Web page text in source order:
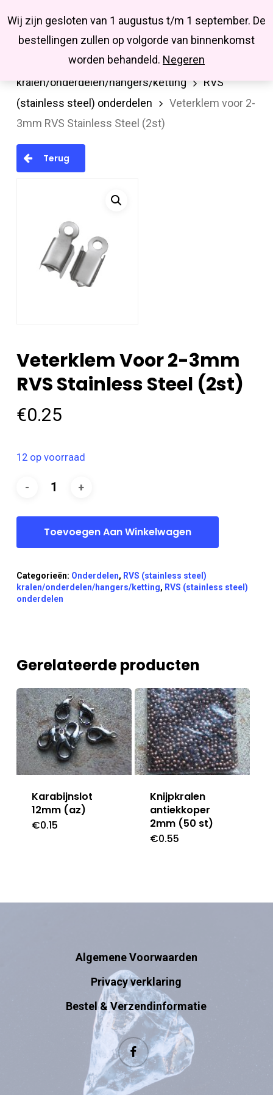
Wij zijn gesloten van 1 augustus t/m 1 september. De
bestellingen zullen op volgorde van binnenkomst
worden behandeld. Negeren
main
Missbluesieraden
searchaccount
RVS (stainless steel)
kralen/onderdelen/hangers/ketting
RVS
(stainless steel) onderdelen
Veterklem voor 2-
3mm RVS Stainless Steel (2st)
Terug
Veterklem Voor 2-3mm
RVS Stainless Steel (2st)
€0.25
12 op voorraad
Toevoegen Aan Winkelwagen
Categorieën: Onderdelen, RVS (stainless steel)
kralen/onderdelen/hangers/ketting, RVS (stainless steel)
onderdelen
Gerelateerde producten
Karabijnslot
12mm (az)
€0.15
Knijpkralen
antiekkoper
2mm (50 st)
€0.55
Algemene Voorwaarden
Privacy verklaring
Bestel & Verzendinformatie
facebook
Close